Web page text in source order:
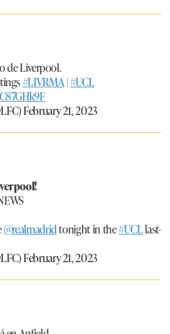
de Liverpool.
#LIVRMA|#UCL
February 21, 2023
@realmadridtonight in the#UCLlast-
February 21, 2023